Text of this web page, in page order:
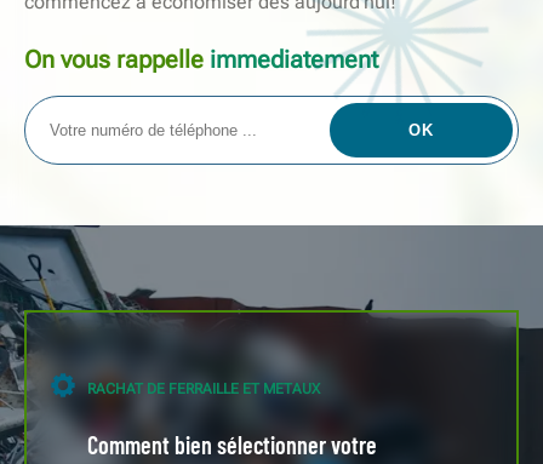
On vous rappelle immediatement
RACHAT DE FERRAILLE ET METAUX
Comment bien sélectionner votre